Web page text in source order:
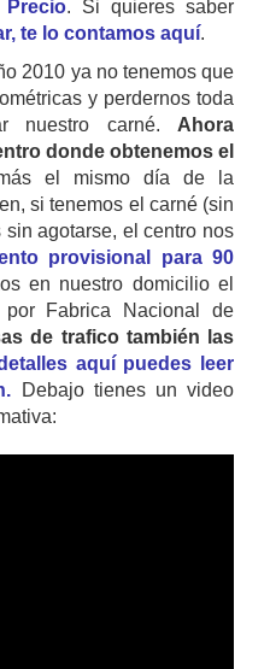
Precio. Si quieres saber
te lo contamos aquí.
2010 ya no tenemos que
y perdernos toda
nuestro carné. Ahora
donde obtenemos el
el mismo día de la
si tenemos el carné (sin
agotarse, el centro nos
provisional para 90
en nuestro domicilio el
Fabrica Nacional de
de trafico también las
aquí puedes leer
Debajo tienes un video